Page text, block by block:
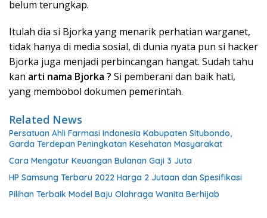
belum terungkap.
Itulah dia si Bjorka yang menarik perhatian warganet,
tidak hanya di media sosial, di dunia nyata pun si hacker
Bjorka juga menjadi perbincangan hangat. Sudah tahu
kan arti nama Bjorka ? Si pemberani dan baik hati,
yang membobol dokumen pemerintah.
Related News
Persatuan Ahli Farmasi Indonesia Kabupaten Situbondo,
Garda Terdepan Peningkatan Kesehatan Masyarakat
Cara Mengatur Keuangan Bulanan Gaji 3 Juta
HP Samsung Terbaru 2022 Harga 2 Jutaan dan Spesifikasi
Pilihan Terbaik Model Baju Olahraga Wanita Berhijab